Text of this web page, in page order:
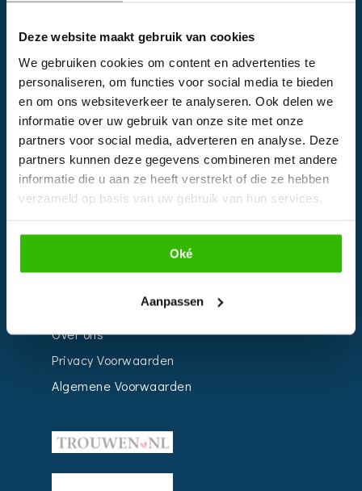
Deze website maakt gebruik van cookies
We gebruiken cookies om content en advertenties te
personaliseren, om functies voor social media te bieden
en om ons websiteverkeer te analyseren. Ook delen we
informatie over uw gebruik van onze site met onze
partners voor social media, adverteren en analyse. Deze
partners kunnen deze gegevens combineren met andere
informatie die u aan ze heeft verstrekt of die ze hebben
verzameld op basis van uw gebruik van hun services.
Oké
Aanpassen
EVENTS
Kalender
Bedrijven
Impressie
Weddingplanner
Over ons
Privacy Voorwaarden
Algemene Voorwaarden